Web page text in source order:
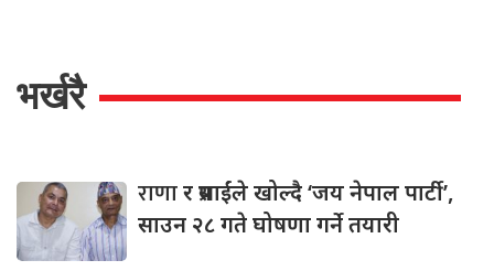
भर्खरै
राणार प्रसाईंले खोल्दै ‘जय नेपाल पार्टी’,
साउन २८ गते घोषणा गर्ने तयारी